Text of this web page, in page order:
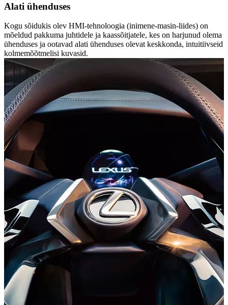
Alati ühenduses
Kogu sõidukis olev HMI-tehnoloogia (inimene-masin-liides) on
mõeldud pakkuma juhtidele ja kaassõitjatele, kes on harjunud olema
ühenduses ja ootavad alati ühenduses olevat keskkonda, intuitiivseid
kolmemõõtmelisi kuvasid.